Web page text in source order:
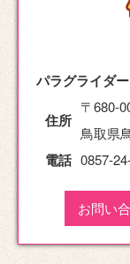
パラグライダー
住所
〒680-
鳥取県
電話 0857-
お問い